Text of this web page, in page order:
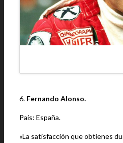
6. Fernando Alonso.
País: España.
«La satisfacción que obtienes